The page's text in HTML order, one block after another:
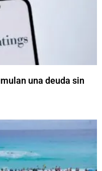
una deuda sin